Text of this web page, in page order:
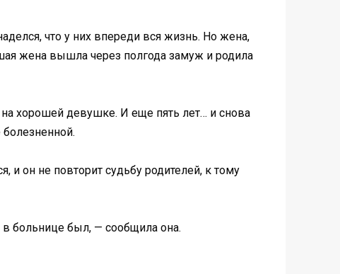
что у них впереди вся жизнь. Но жена,
жена вышла через полгода замуж и родила
на хорошей девушке. И еще пять лет… и снова
и он не повторит судьбу родителей, к тому
в больнице был, — сообщила она.